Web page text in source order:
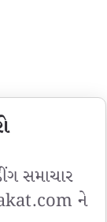
સમાચાર
ને